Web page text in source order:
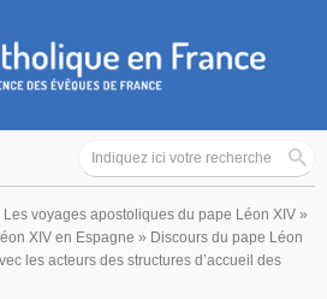
Les voyages apostoliques du pape Léon XIV »
XIV en Espagne » Discours du pape Léon
les acteurs des structures d’accueil des